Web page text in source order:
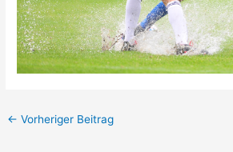
← Vorheriger Beitrag